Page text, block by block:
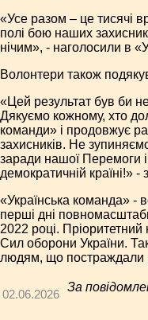
«Усе разом – це тисячі
полі бою наших
нічим», - наголосили в
Волонтери також
«Цей результат був би
Дякуємо кожному, хто
команди» і продовжує
захисників. Не
заради нашої Перемоги
демократичній країні!»
«Українська команда» -
перші дні
2022 році.
Сил оборони України.
людям, що постраждали
02.06.2026
За